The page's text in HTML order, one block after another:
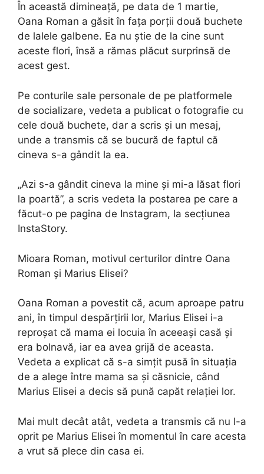
În această dimineață, pe data de 1 martie,
Oana Roman a găsit în fața porții două buchete
de lalele galbene. Ea nu știe de la cine sunt
aceste flori, însă a rămas plăcut surprinsă de
acest gest.
Pe conturile sale personale de pe platformele
de socializare, vedeta a publicat o fotografie cu
cele două buchete, dar a scris și un mesaj,
unde a transmis că se bucură de faptul că
cineva s-a gândit la ea.
„Azi s-a gândit cineva la mine și mi-a lăsat flori
la poartă”, a scris vedeta la postarea pe care a
făcut-o pe pagina de Instagram, la secțiunea
InstaStory.
Mioara Roman, motivul certurilor dintre Oana
Roman și Marius Elisei?
Oana Roman a povestit că, acum aproape patru
ani, în timpul despărțirii lor, Marius Elisei i-a
reproșat că mama ei locuia în aceeași casă și
era bolnavă, iar ea avea grijă de aceasta.
Vedeta a explicat că s-a simțit pusă în situația
de a alege între mama sa și căsnicie, când
Marius Elisei a decis să pună capăt relației lor.
Mai mult decât atât, vedeta a transmis că nu l-a
oprit pe Marius Elisei în momentul în care acesta
a vrut să plece din casa ei.